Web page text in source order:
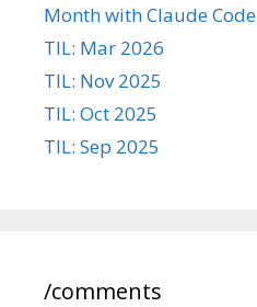
Month with Claude Code
TIL: Mar 2026
TIL: Nov 2025
TIL: Oct 2025
TIL: Sep 2025
/comments